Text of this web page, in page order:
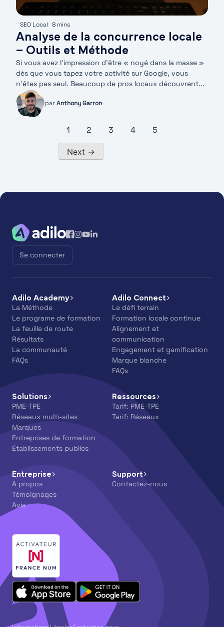
SEO Local 8 mins
Analyse de la concurrence locale
– Outils et Méthode
Si vous avez l’impression d’être « noyé dans la masse »
dès que vous tapez votre activité sur Google, vous
n’êtes pas seul. Beaucoup de pros locaux découvrent...
par Anthony Garron
1 2 3 4 5
Next →
Se connecter
Adilo Academy
La Méthode
Le programe de formation
La feuille de route
Résultats
La communauté
FAQs
Adilo Connect
Le défi terrain
Formation locale continue
Alignement et
communication
Engagement et gamification
Marque blanche
FAQs
Solutions
PME-TPE
Réseaux multi-sites
Marques
Entreprises de formation
Établissements publics
Ressources
Tarif: PME-TPE
Tarif: Réseaux
Entreprise
A propos
Témoignages
Avis
Support
Contactez-nous